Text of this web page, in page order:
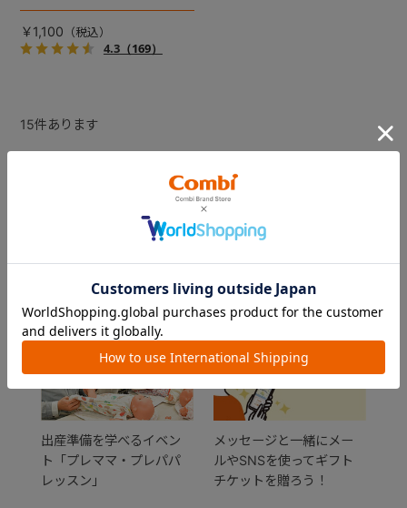
テップアップしながら効果的
にトレーニングできるおはし
です。
￥1,100
4.3（169）
15件あります
FEATURE
おすすめ特集
出産準備を学べるイベン
ト「プレママ・プレパパ
レッスン」
メッセージと一緒にメー
ルやSNSを使ってギフト
チケットを贈ろう！